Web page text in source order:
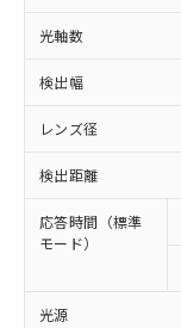
光軸数
検出幅
レンズ径
検出距離
応答時間（標準
モード）
光源